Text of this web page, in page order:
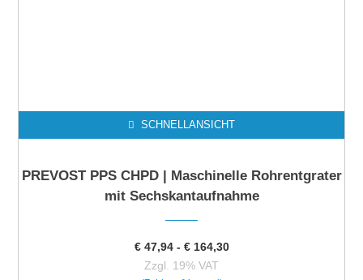
SCHNELLANSICHT
PREVOST PPS CHPD | Maschinelle Rohrentgrater
mit Sechskantaufnahme
€47,94- €164,30
Zzgl. 19% VAT